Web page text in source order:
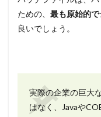
ための、 最も原始的
良いでしょう。
実際の企業の巨大
はなく、Javaや